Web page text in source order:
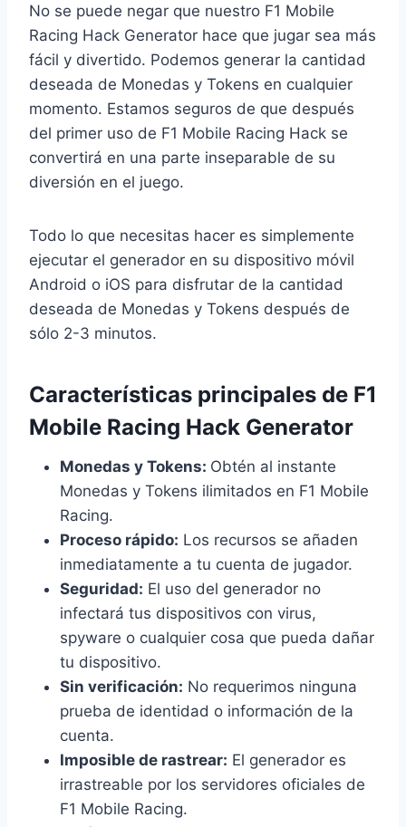
No se puede negar que nuestro F1 Mobile
Racing Hack Generator hace que jugar sea más
fácil y divertido. Podemos generar la cantidad
deseada de Monedas y Tokens en cualquier
momento. Estamos seguros de que después
del primer uso de F1 Mobile Racing Hack se
convertirá en una parte inseparable de su
diversión en el juego.
Todo lo que necesitas hacer es simplemente
ejecutar el generador en su dispositivo móvil
Android o iOS para disfrutar de la cantidad
deseada de Monedas y Tokens después de
sólo 2-3 minutos.
Características principales de F1
Mobile Racing Hack Generator
Monedas y Tokens: Obtén al instante
Monedas y Tokens ilimitados en F1 Mobile
Racing.
Proceso rápido: Los recursos se añaden
inmediatamente a tu cuenta de jugador.
Seguridad: El uso del generador no
infectará tus dispositivos con virus,
spyware o cualquier cosa que pueda dañar
tu dispositivo.
Sin verificación: No requerimos ninguna
prueba de identidad o información de la
cuenta.
Imposible de rastrear: El generador es
irrastreable por los servidores oficiales de
F1 Mobile Racing.